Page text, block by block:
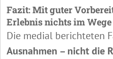
Fazit: Mit guter
Erlebnis nichts im Wege
Die medial berichteten
Ausnahmen – nicht die